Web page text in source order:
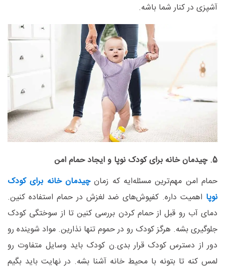
آشپزی در کنار شما باشه.
5. چیدمان خانه برای کودک نوپا و ایجاد حمام امن
حمام امن مهم‌ترین مسئله‌ایه که زمانچیدمان خانه برای کودک
نوپا اهمیت داره. کفپوش‌های ضد لغزش در حمام استفاده کنین.
دمای آب رو قبل از حمام کردن بررسی کنین تا از سوختگی کودک
جلوگیری بشه. هرگز کودک رو در حموم تنها نذارین. مواد شوینده رو
دور از دسترس کودک قرار بدی.ن کودک باید وسایل متفاوت رو
لمس کنه تا بتونه با محیط خانه آشنا بشه. در نهایت باید بگیم